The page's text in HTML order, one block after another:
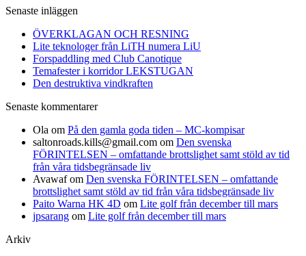
Senaste inläggen
ÖVERKLAGAN OCH RESNING
Lite teknologer från LiTH numera LiU
Forspaddling med Club Canotique
Temafester i korridor LEKSTUGAN
Den destruktiva vindkraften
Senaste kommentarer
Ola om På den gamla goda tiden – MC-kompisar
saltonroads.kills@gmail.com om Den svenska
FÖRINTELSEN – omfattande brottslighet samt stöld av tid
från våra tidsbegränsade liv
Avawafom Den svenska FÖRINTELSEN – omfattande
brottslighet samt stöld av tid från våra tidsbegränsade liv
Paito Warna HK 4D om Lite golf från december till mars
jpsarang om Lite golf från december till mars
Arkiv